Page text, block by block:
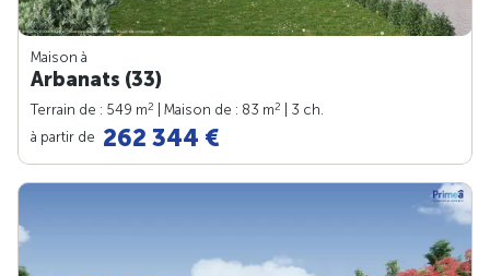
Maison à
Arbanats (33)
Terrain de : 549 m2 | Maison de : 83 m2
| 3 ch.
à partir de 262 344 €